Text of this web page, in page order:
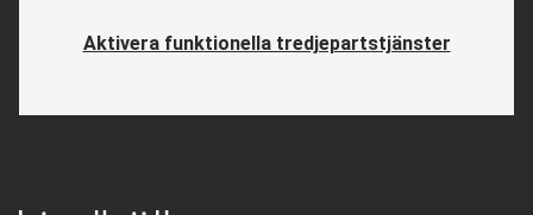
Aktivera funktionella tredjepartstjänster